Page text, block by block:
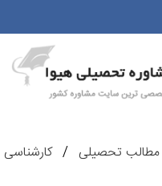
مطالب تحصیلی کارشناسی